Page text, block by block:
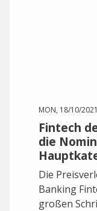
MON, 18/10/2021
Fintech
die
Die
Banking
großen